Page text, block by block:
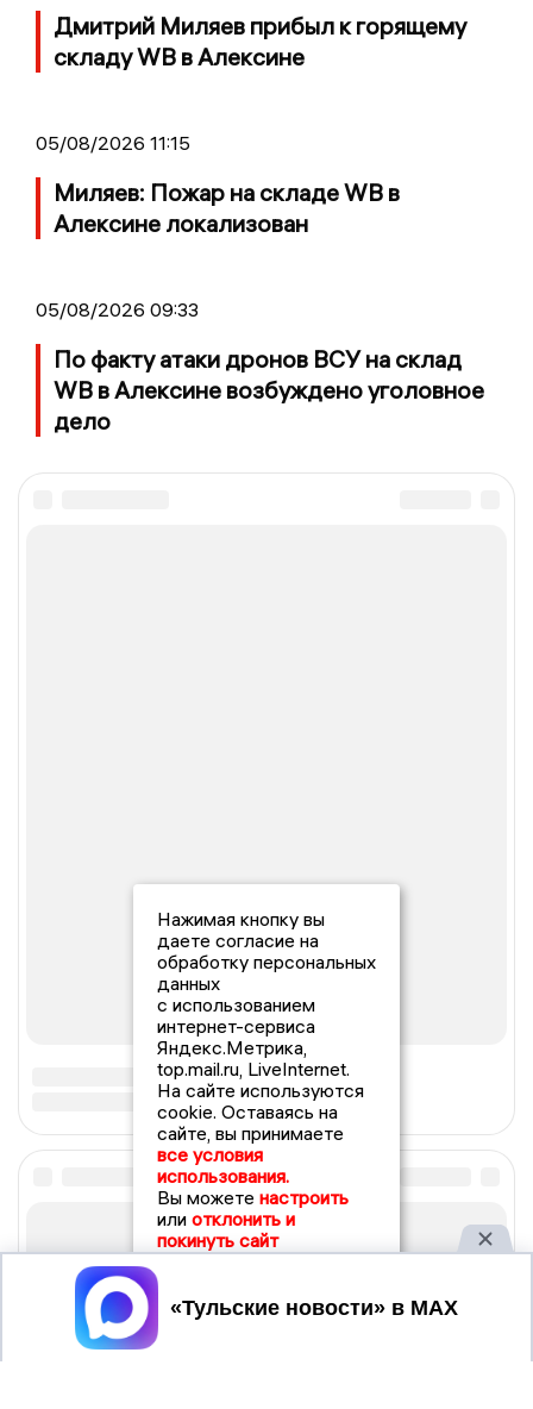
Дмитрий Миляев прибыл к горящему
складу WB в Алексине
05/08/2026 11:15
Миляев: Пожар на складе WB в
Алексине локализован
05/08/2026 09:33
По факту атаки дронов ВСУ на склад
WB в Алексине возбуждено уголовное
дело
Нажимая кнопку вы
даете согласие на
обработку персональных
данных
с использованием
интернет-сервиса
Яндекс.Метрика,
top.mail.ru, LiveInternet.
На сайте используются
cookie. Оставаясь на
сайте, вы принимаете
все условия
использования.
Вы можете настроить
или отклонить и
покинуть сайт
Принять